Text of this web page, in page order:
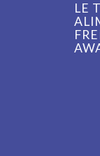
LE